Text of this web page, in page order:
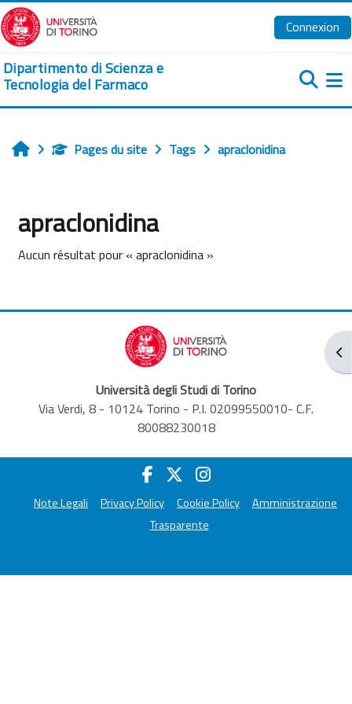
Passer au contenu principal
Connexion
Dipartimento di Scienza e
Tecnologia del Farmaco
AccueilPages du site Tags apraclonidina
apraclonidina
Aucun résultat pour « apraclonidina »
Università degli Studi di Torino
Via Verdi, 8 - 10124 Torino - P.I. 02099550010- C.F.
80088230018
Note Legali Privacy Policy Cookie Policy
Amministrazione
Trasparente